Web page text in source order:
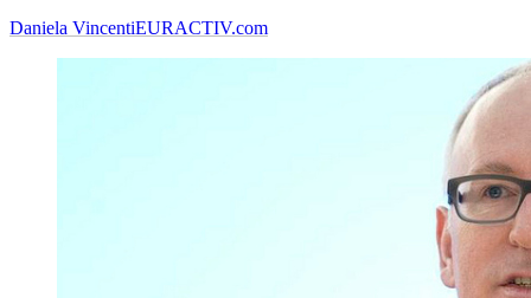
Daniela VincentiEURACTIV.com